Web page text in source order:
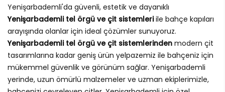
Yenişarbademli'da güvenli, estetik ve dayanıklı
Yenişarbademli tel örgü ve çit sistemleriile bahçe kapıları
arayışında olanlar için ideal çözümler sunuyoruz.
Yenişarbademli tel örgü ve çit sistemlerinden modern çit
tasarımlarına kadar geniş ürün yelpazemiz ile bahçeniz için
mükemmel güvenlik ve görünüm sağlar. Yenişarbademli
yerinde, uzun ömürlü malzemeler ve uzman ekiplerimizle,